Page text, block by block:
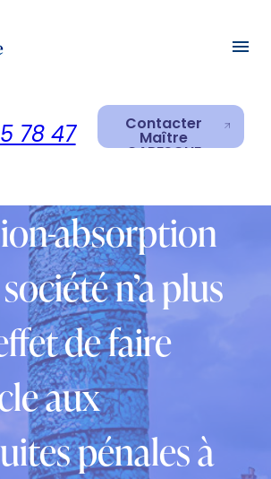
menu
78 47 Contacter
Maître
CARESCHE
Contacter
absorption
n’a plus
de faire
aux
pénales à